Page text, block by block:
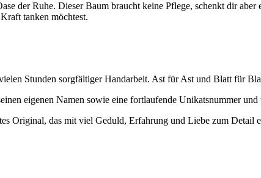
der Ruhe. Dieser Baum braucht keine Pflege, schenkt dir
tanken möchtest.
Stunden sorgfältiger Handarbeit. Ast für Ast und Blatt für
eigenen Namen sowie eine fortlaufende Unikatsnummer
Original, das mit viel Geduld, Erfahrung und Liebe zum Detail